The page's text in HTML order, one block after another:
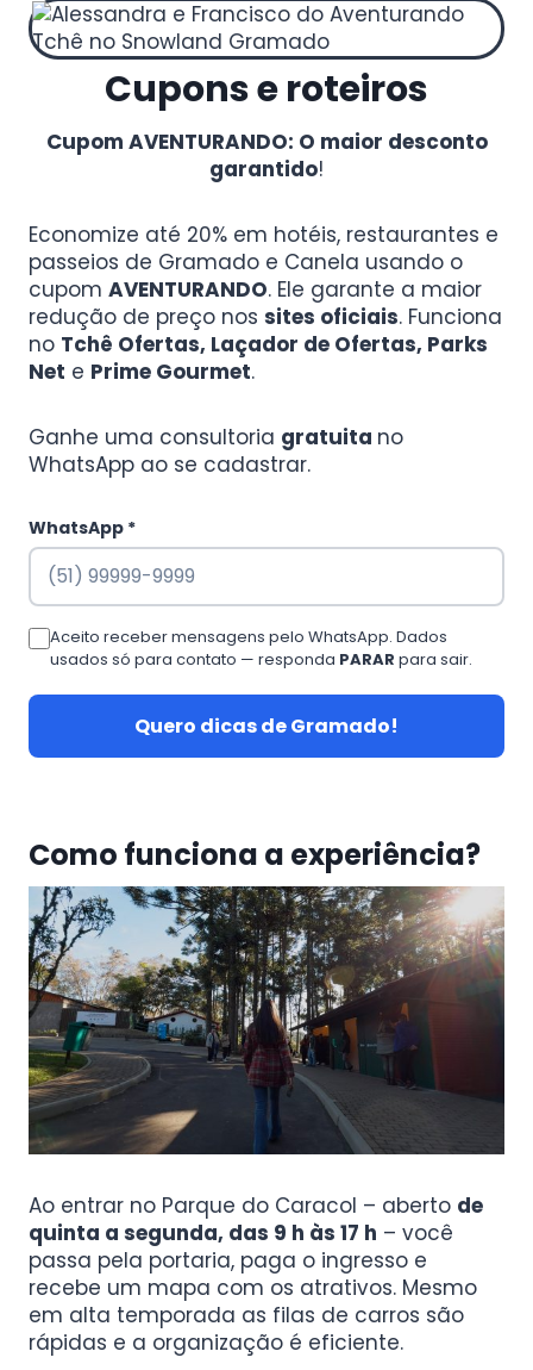
Cupons e roteiros
Cupom AVENTURANDO: O maior desconto
garantido!
Economize até 20% em hotéis, restaurantes e
passeios de Gramado e Canela usando o
cupom AVENTURANDO. Ele garante a maior
redução de preço nos sites oficiais. Funciona
no Tchê Ofertas, Laçador de Ofertas, Parks
Net e Prime Gourmet.
Ganhe uma consultoria gratuita no
WhatsApp ao se cadastrar.
WhatsApp *
Aceito receber mensagens pelo WhatsApp. Dados
usados só para contato — responda PARAR para sair.
Quero dicas de Gramado!
Como funciona a experiência?
Ao entrar no Parque do Caracol – aberto de
quinta a segunda, das 9 h às 17 h – você
passa pela portaria, paga o ingresso e
recebe um mapa com os atrativos. Mesmo
em alta temporada as filas de carros são
rápidas e a organização é eficiente.